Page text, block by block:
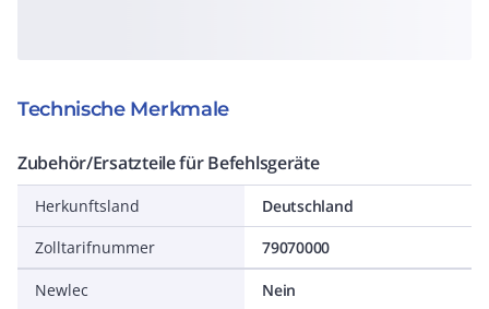
Technische Merkmale
Zubehör/Ersatzteile für Befehlsgeräte
Herkunftsland
Deutschland
Zolltarifnummer
79070000
Newlec Nein